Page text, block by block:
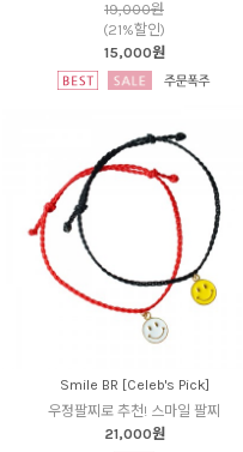
19,000원
(21%할인)
15,000원
Smile BR [Celeb's Pick]
우정팔찌로 추천! 스마일 팔찌
21,000원